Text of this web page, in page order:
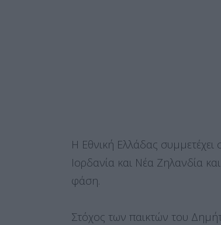
Η Εθνική Ελλάδας
Ιορδανία και Νέα Ζηλανδία
φάση.
Στόχος των παικτών του